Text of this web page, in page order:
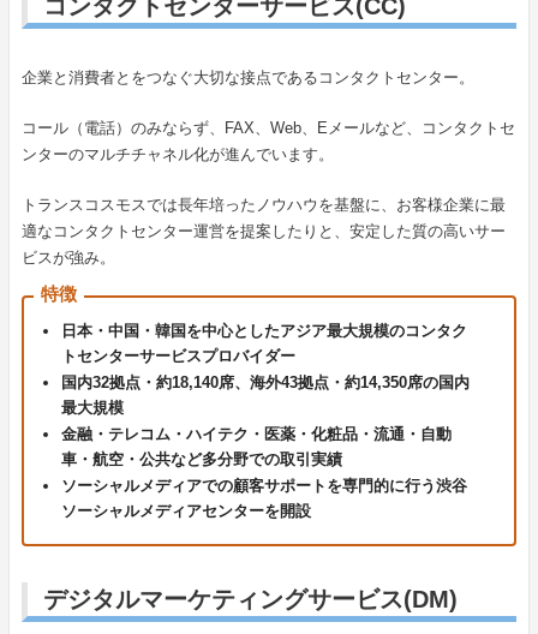
コンタクトセンターサービス(CC)
企業と消費者とをつなぐ大切な接点であるコンタクトセンター。
コール（電話）のみならず、FAX、Web、Eメールなど、コンタクトセ
ンターのマルチチャネル化が進んでいます。
トランスコスモスでは長年培ったノウハウを基盤に、お客様企業に最
適なコンタクトセンター運営を提案したりと、安定した質の高いサー
ビスが強み。
特徴
日本・中国・韓国を中心としたアジア最大規模のコンタク
トセンターサービスプロバイダー
国内32拠点・約18,140席、海外43拠点・約14,350席の国内
最大規模
金融・テレコム・ハイテク・医薬・化粧品・流通・自動
車・航空・公共など多分野での取引実績
ソーシャルメディアでの顧客サポートを専門的に行う渋谷
ソーシャルメディアセンターを開設
デジタルマーケティングサービス(DM)